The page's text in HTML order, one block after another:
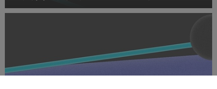
Na czele nowego obszaru stanęła Marta Bińczyk jako H...